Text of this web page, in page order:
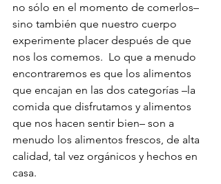
no sólo en el momento de comerlos–
sino también que nuestro cuerpo
experimente placer después de que
nos los comemos.  Lo que a menudo
encontraremos es que los alimentos
que encajan en las dos categorías –la
comida que disfrutamos y alimentos
que nos hacen sentir bien– son a
menudo los alimentos frescos, de alta
calidad, tal vez orgánicos y hechos en
casa.